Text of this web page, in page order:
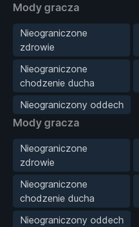
Mody gracza
Nieograniczone
zdrowie
Nieograniczone
chodzenie ducha
Nieograniczony oddech
Mody gracza
Nieograniczone
zdrowie
Nieograniczone
chodzenie ducha
Nieograniczony oddech